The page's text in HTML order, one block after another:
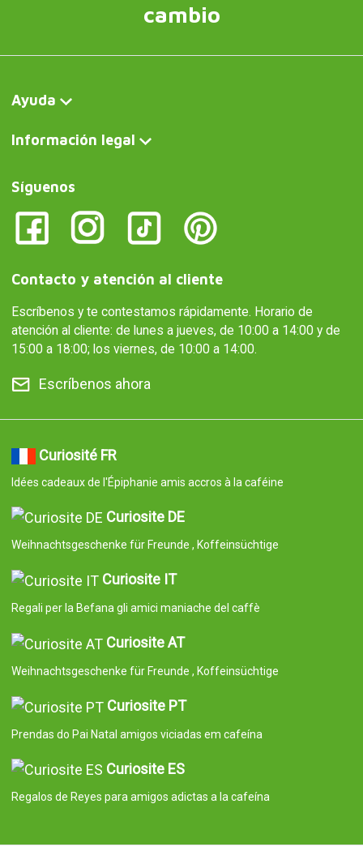
cambio
Ayuda
Información legal
Síguenos
Contacto y atención al cliente
Escríbenos y te contestamos rápidamente. Horario de
atención al cliente: de lunes a jueves, de 10:00 a 14:00 y de
15:00 a 18:00; los viernes, de 10:00 a 14:00.
Escríbenos ahora
Curiosité FR
Idées cadeaux de l'Épiphanie amis accros à la caféine
Curiosite DE
Weihnachtsgeschenke für Freunde , Koffeinsüchtige
Curiosite IT
Regali per la Befana gli amici maniache del caffè
Curiosite AT
Weihnachtsgeschenke für Freunde , Koffeinsüchtige
Curiosite PT
Prendas do Pai Natal amigos viciadas em cafeína
Curiosite ES
Regalos de Reyes para amigos adictas a la cafeína